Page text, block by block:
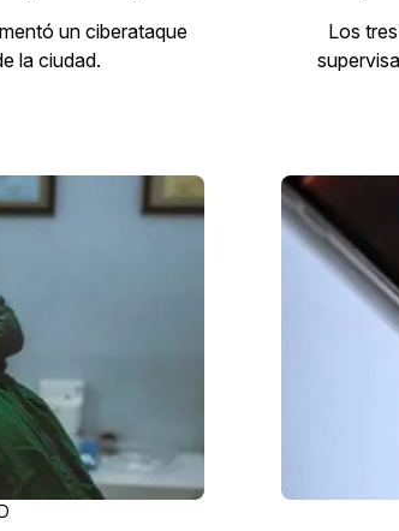
un ciberataque
la ciudad.
Los